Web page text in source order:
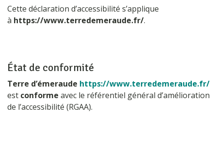
Cette déclaration d’accessibilité s’applique
à https://www.terredemeraude.fr/.
État de conformité
Terre d’émeraude https://www.terredemeraude.fr/
est conforme avec le référentiel général d’amélioration
de l’accessibilité (RGAA).